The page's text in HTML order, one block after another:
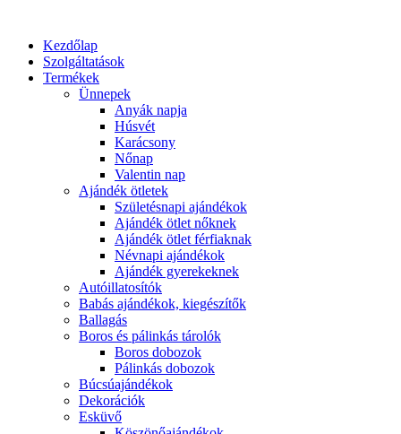
Kezdőlap
Szolgáltatások
Termékek
Ünnepek
Anyák napja
Húsvét
Karácsony
Nőnap
Valentin nap
Ajándék ötletek
Születésnapi ajándékok
Ajándék ötlet nőknek
Ajándék ötlet férfiaknak
Névnapi ajándékok
Ajándék gyerekeknek
Autóillatosítók
Babás ajándékok, kiegészítők
Ballagás
Boros és pálinkás tárolók
Boros dobozok
Pálinkás dobozok
Búcsúajándékok
Dekorációk
Esküvő